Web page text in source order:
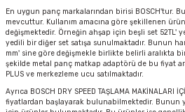
En uygun panç markalarından birisi BOSCH'tur.
mevcuttur. Kullanım amacına göre şekillenen
değişmektedir. Örneğin ahşap için beşli set 52TL'
yedili bir diğer set satışa sunulmaktadır. Bunun
mm' sine göre değişmekle birlikte belirli aralıkta
şekilde metal panç matkap adaptörü de bu fiyat
PLUS ve merkezleme ucu satılmaktadır.
Ayrıca BOSCH DRY SPEED TAŞLAMA MAKİNALARI
fiyatlardan başlayarak bulunabilmektedir. Bunun